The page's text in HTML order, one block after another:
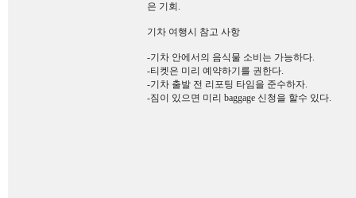
은 기회.
기차 여행시 참고 사항
-기차 안에서의 음식물 소비는 가능하다.
-티켓은 미리 예약하기를 권한다.
-기차 출발 전 리포팅 타임을 준수하자.
-짐이 있으면 미리 baggage 신청을 할수 있다.